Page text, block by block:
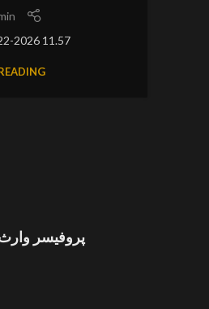
2026 11.57
پروفیسر